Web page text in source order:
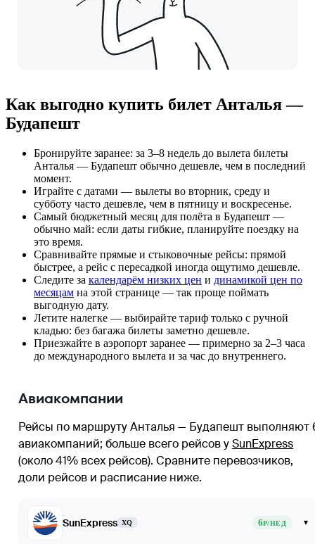
Как выгодно купить билет Анталья —
Будапешт
Бронируйте заранее: за 3–8 недель до вылета билеты
Анталья — Будапешт обычно дешевле, чем в последний
момент.
Играйте с датами — вылеты во вторник, среду и
субботу часто дешевле, чем в пятницу и воскресенье.
Самый бюджетный месяц для полёта в Будапешт —
обычно май: если даты гибкие, планируйте поездку на
это время.
Сравнивайте прямые и стыковочные рейсы: прямой
быстрее, а рейс с пересадкой иногда ощутимо дешевле.
Следите за календарём низких цен и динамикой цен по
месяцам на этой странице — так проще поймать
выгодную дату.
Летите налегке — выбирайте тариф только с ручной
кладью: без багажа билеты заметно дешевле.
Приезжайте в аэропорт заранее — примерно за 2–3 часа
до международного вылета и за час до внутреннего.
Авиакомпании
Рейсы по маршруту Анталья — Будапешт выполняют
авиакомпаний; больше всего рейсов уSunExpress
(около 41% всех рейсов). Сравните перевозчиков,
доли рейсов и расписание ниже.
SunExpress XQ 6Р/НЕД ▾